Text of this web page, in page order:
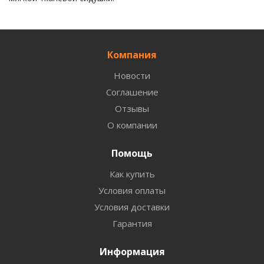
Компания
Новости
Соглашение
Отзывы
О компании
Помощь
Как купить
Условия оплаты
Условия доставки
Гарантия
Информация